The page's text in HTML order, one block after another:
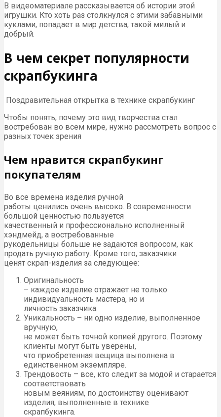
В видеоматериале рассказывается об истории этой
игрушки. Кто хоть раз столкнулся с этими забавными
куклами, попадает в мир детства, такой милый и
добрый.
В чем секрет популярности
скрапбукинга
Поздравительная открытка в технике скрапбукинг
Чтобы понять, почему это вид творчества стал
востребован во всем мире, нужно рассмотреть вопрос с
разных точек зрения
Чем нравится скрапбукинг
покупателям
Во все времена изделия ручной
работы ценились очень высоко. В современности
большой ценностью пользуется
качественный и профессионально исполненный
хэндмейд, а востребованные
рукодельницы больше не задаются вопросом, как
продать ручную работу. Кроме того, заказчики
ценят скрап-изделия за следующее:
Оригинальность
– каждое изделие отражает не только
индивидуальность мастера, но и
личность заказчика.
Уникальность – ни одно изделие, выполненное
вручную,
не может быть точной копией другого. Поэтому
клиенты могут быть уверены,
что приобретенная вещица выполнена в
единственном экземпляре.
Трендовость – все, кто следит за модой и старается
соответствовать
новым веяниям, по достоинству оценивают
изделия, выполненные в технике
скрапбукинга.